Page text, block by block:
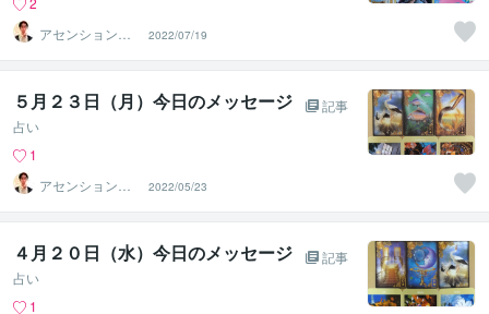
アセンションナ
ビゲーター和（K
azu）
2022/07/19
５月２３日（月）今日のメッセージ
記事
占い
1
アセンションナ
ビゲーター和（K
azu）
2022/05/23
４月２０日（水）今日のメッセージ
記事
占い
1